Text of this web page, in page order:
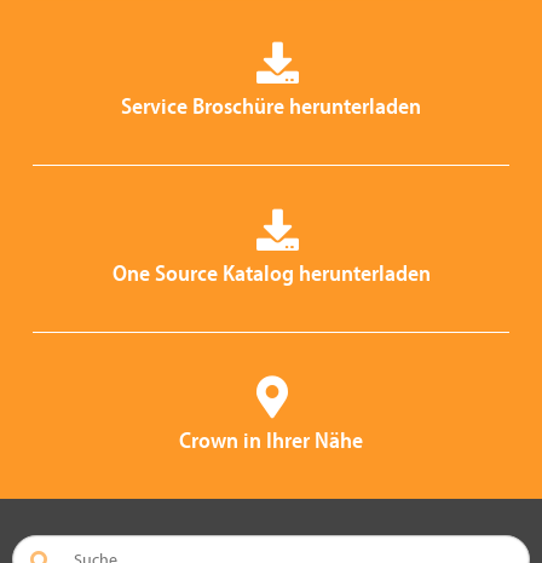
Service Broschüre herunterladen
One Source Katalog herunterladen
Crown in Ihrer Nähe